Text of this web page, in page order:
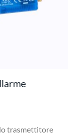
trasmettitore